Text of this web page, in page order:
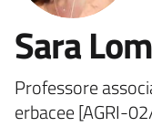
Sara
Professore
erbacee [AGRI-